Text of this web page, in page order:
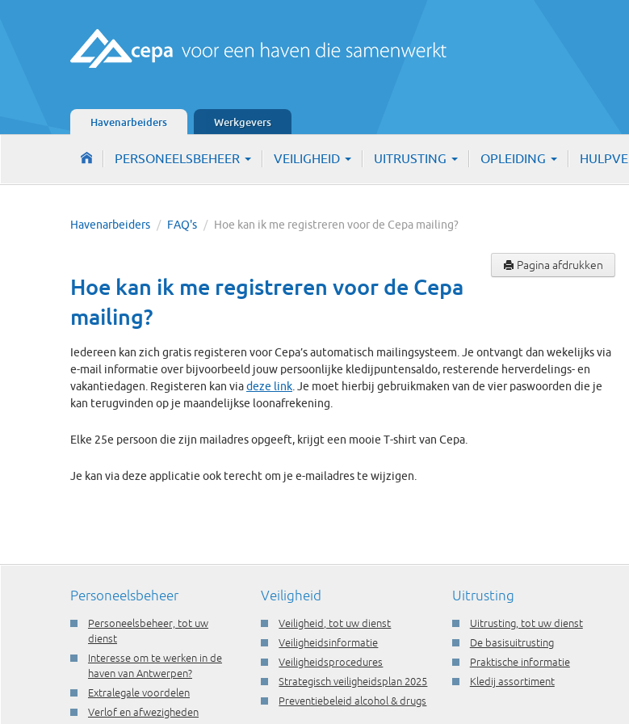
Havenarbeiders Werkgevers
PERSONEELSBEHEER VEILIGHEID UITRUSTING OPLEIDING
Havenarbeiders / FAQ's / Hoe kan ik me registreren voor de Cepa mailing?
Pagina afdrukken
Hoe kan ik me registreren voor de Cepa
mailing?
Iedereen kan zich gratis registeren voor Cepa’s automatisch mailingsysteem. Je ontvangt dan wekelijks via
e-mail informatie over bijvoorbeeld jouw persoonlijke kledijpuntensaldo, resterende herverdelings- en
vakantiedagen. Registeren kan viadeze link . Je moet hierbij gebruikmaken van de vier paswoorden die je
kan terugvinden op je maandelijkse loonafrekening.
Elke 25e persoon die zijn mailadres opgeeft, krijgt een mooie T-shirt van Cepa.
Je kan via deze applicatie ook terecht om je e-mailadres te wijzigen.
Personeelsbeheer
Personeelsbeheer, tot uw
dienst
Interesse om te werken in de
haven van Antwerpen?
Extralegale voordelen
Verlof en afwezigheden
Veiligheid
Veiligheid, tot uw dienst
Veiligheidsinformatie
Veiligheidsprocedures
Strategisch veiligheidsplan 2025
Preventiebeleid alcohol & drugs
Uitrusting
Uitrusting, tot uw dienst
De basisuitrusting
Praktische informatie
Kledij assortiment